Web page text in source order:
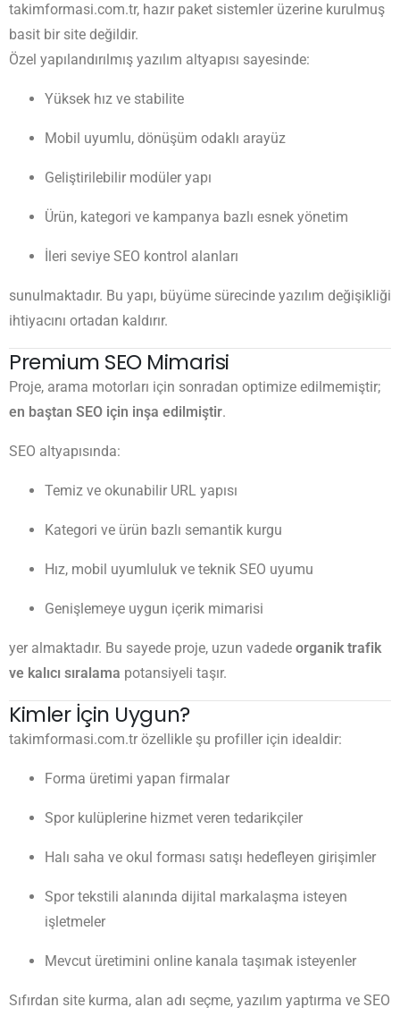
takimformasi.com.tr, hazır paket sistemler üzerine kurulmuş
basit bir site değildir.
Özel yapılandırılmış yazılım altyapısı sayesinde:
Yüksek hız ve stabilite
Mobil uyumlu, dönüşüm odaklı arayüz
Geliştirilebilir modüler yapı
Ürün, kategori ve kampanya bazlı esnek yönetim
İleri seviye SEO kontrol alanları
sunulmaktadır. Bu yapı, büyüme sürecinde yazılım değişikliği
ihtiyacını ortadan kaldırır.
Premium SEO Mimarisi
Proje, arama motorları için sonradan optimize edilmemiştir;
en baştan SEO için inşa edilmiştir.
SEO altyapısında:
Temiz ve okunabilir URL yapısı
Kategori ve ürün bazlı semantik kurgu
Hız, mobil uyumluluk ve teknik SEO uyumu
Genişlemeye uygun içerik mimarisi
yer almaktadır. Bu sayede proje, uzun vadede organik trafik
ve kalıcı sıralama potansiyeli taşır.
Kimler İçin Uygun?
takimformasi.com.tr özellikle şu profiller için idealdir:
Forma üretimi yapan firmalar
Spor kulüplerine hizmet veren tedarikçiler
Halı saha ve okul forması satışı hedefleyen girişimler
Spor tekstili alanında dijital markalaşma isteyen
işletmeler
Mevcut üretimini online kanala taşımak isteyenler
Sıfırdan site kurma, alan adı seçme, yazılım yaptırma ve SEO